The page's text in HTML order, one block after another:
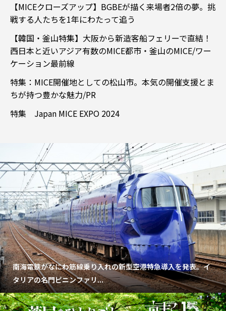
【MICEクローズアップ】BGBEが描く来場者2倍の夢。挑
戦する人たちを1年にわたって追う
【韓国・釜山特集】大阪から新造客船フェリーで直結！
西日本と近いアジア有数のMICE都市・釜山のMICE/ワー
ケーション最前線
特集：MICE開催地としての松山市。本気の開催支援とま
ちが持つ豊かな魅力/PR
特集 Japan MICE EXPO 2024
南海電鉄がなにわ筋線乗り入れの新型空港特急導入を発表。イ
タリアの名門ピニンファリ...